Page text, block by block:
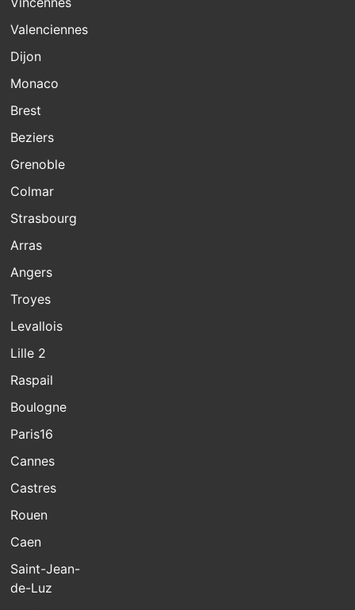
Valenciennes
Dijon
Monaco
Brest
Beziers
Grenoble
Colmar
Strasbourg
Arras
Angers
Troyes
Levallois
Lille 2
Raspail
Boulogne
Paris16
Cannes
Castres
Rouen
Caen
Saint-Jean-
de-Luz